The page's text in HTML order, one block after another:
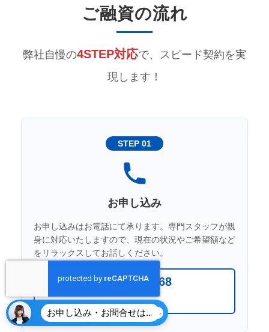
ご融資の流れ
弊社自慢の4STEP対応で、スピード契約を実
現します！
STEP 01
お申し込み
お申し込みはお電話にて承ります。専門スタッフが親
身に対応いたしますので、現在の状況やご希望額など
をリラックスしてお話しください。
0120-44-9168
（平日 10:00〜18:00）
お申し込み・お問合せはこちら